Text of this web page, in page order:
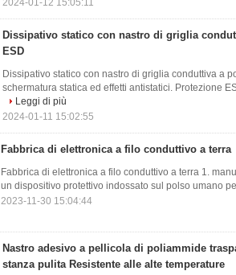
2024-01-12 15:05:11
Dissipativo statico con nastro di griglia
ESD
Dissipativo statico con nastro di griglia conduttiva a
schermatura statica ed effetti antistatici. Protezione
Leggi di più
2024-01-11 15:02:55
Fabbrica di elettronica a filo conduttivo a terra
Fabbrica di elettronica a filo conduttivo a terra 1.
un dispositivo protettivo indossato sul polso umano
2023-11-30 15:04:44
Nastro adesivo a pellicola di poliammide
stanza pulita Resistente alle alte temperature